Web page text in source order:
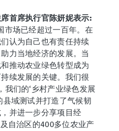
首席执行官陈妍妮表示:
市场已经超过一百年。在
认为自己也有责任持续
力当地经济的发展。当
推动农业绿色转型成为
续发展的关键。我们很
我们的‘乡村产业绿色发展
县域测试并打造了气候韧
并进一步分享项目经
自治区的400多位农业产